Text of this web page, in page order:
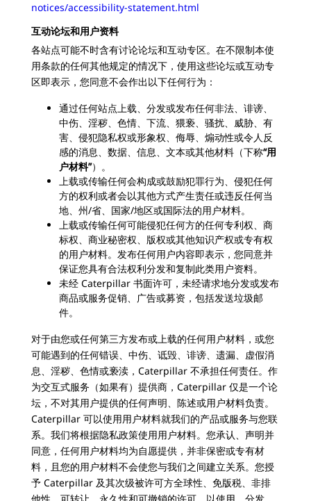
notices/accessibility-statement.html
互动论坛和用户资料
各站点可能不时含有讨论论坛和互动专区。在不限制本使
用条款的任何其他规定的情况下，使用这些论坛或互动专
区即表示，您同意不会作出以下任何行为：
通过任何站点上载、分发或发布任何非法、诽谤、
中伤、淫秽、色情、下流、猥亵、骚扰、威胁、有
害、侵犯隐私权或形象权、侮辱、煽动性或令人反
感的消息、数据、信息、文本或其他材料（下称“用
户材料”）。
上载或传输任何会构成或鼓励犯罪行为、侵犯任何
方的权利或者会以其他方式产生责任或违反任何当
地、州/省、国家/地区或国际法的用户材料。
上载或传输任何可能侵犯任何方的任何专利权、商
标权、商业秘密权、版权或其他知识产权或专有权
的用户材料。发布任何用户内容即表示，您同意并
保证您具有合法权利分发和复制此类用户资料。
未经 Caterpillar 书面许可，未经请求地分发或发布
商品或服务促销、广告或募资，包括发送垃圾邮
件。
对于由您或任何第三方发布或上载的任何用户材料，或您
可能遇到的任何错误、中伤、诋毁、诽谤、遗漏、虚假消
息、淫秽、色情或亵渎，Caterpillar 不承担任何责任。作
为交互式服务（如果有）提供商，Caterpillar 仅是一个论
坛，不对其用户提供的任何声明、陈述或用户材料负责。
Caterpillar 可以使用用户材料就我们的产品或服务与您联
系。我们将根据隐私政策使用用户材料。您承认、声明并
同意，任何用户材料均为自愿提供，并非保密或专有材
料，且您的用户材料不会使您与我们之间建立关系。您授
予 Caterpillar 及其次级被许可方全球性、免版税、非排